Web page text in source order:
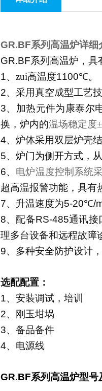
GR.BF系列高温炉详细
GR.BF系列高温炉，具
1、zui高温度1100℃。
2、采用真空成型工艺
3、加热元件为康泰尔
换，炉内的温场稳定度±
4、炉体采用双层炉壳
5、 炉门为侧开方式，
6、 电炉温度控制系统
超高温报警功能，具有
7、升温速度为5-20℃/
8、配备RS-485通讯接
理多台设备和远程故障
9、多种安全防护设计
选配配置：
1、安装调试，培训
2、刚玉坩埚
3、备品备件
4、电源线
GR.BF系列高温炉型号